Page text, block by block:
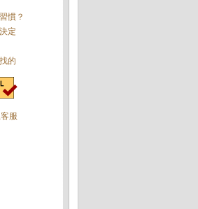
慣？
定
的